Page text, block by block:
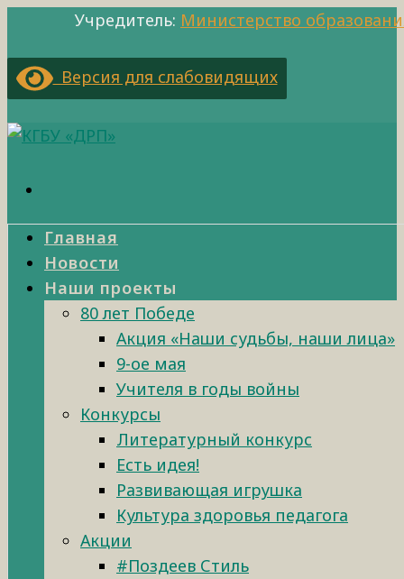
Учредитель: Министерство
Версия для слабовидящих
Главная
Новости
Наши проекты
80 лет Победе
Акция «Наши судьбы, наши лица»
9-ое мая
Учителя в годы войны
Конкурсы
Литературный конкурс
Есть идея!
Развивающая игрушка
Культура здоровья педагога
Акции
#Поздеев Стиль